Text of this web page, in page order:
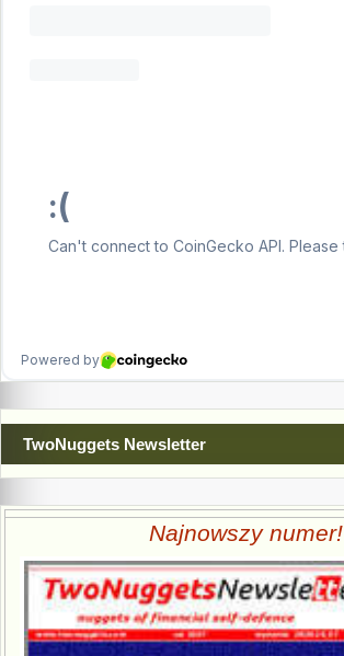
TwoNuggets Newsletter
Najnowszy numer!